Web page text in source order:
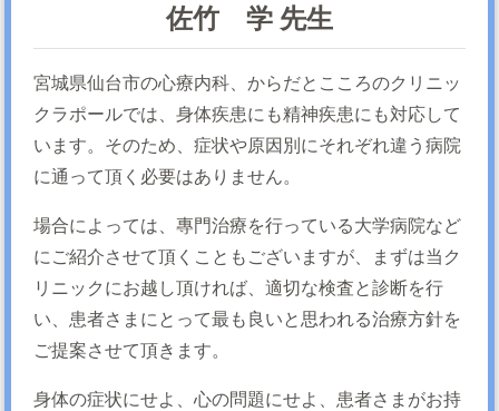
佐竹 学 先生
宮城県仙台市の心療内科、からだとこころのクリニッ
クラポールでは、身体疾患にも精神疾患にも対応して
います。そのため、症状や原因別にそれぞれ違う病院
に通って頂く必要はありません。
場合によっては、專門治療を行っている大学病院など
にご紹介させて頂くこともございますが、まずは当ク
リニックにお越し頂ければ、適切な検査と診断を行
い、患者さまにとって最も良いと思われる治療方針を
ご提案させて頂きます。
身体の症状にせよ、心の問題にせよ、患者さまがお持